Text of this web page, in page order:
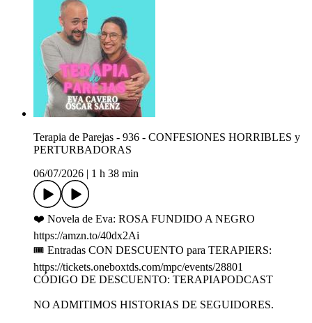
Terapia de Parejas - 936 - CONFESIONES HORRIBLES y
PERTURBADORAS
06/07/2026
1 h 38 min
❤️ Novela de Eva: ROSA FUNDIDO A NEGRO
https://amzn.to/40dx2Ai
🎟 Entradas CON DESCUENTO para TERAPIERS:
https://tickets.oneboxtds.com/mpc/events/28801
CÓDIGO DE DESCUENTO: TERAPIAPODCAST
NO ADMITIMOS HISTORIAS DE SEGUIDORES.